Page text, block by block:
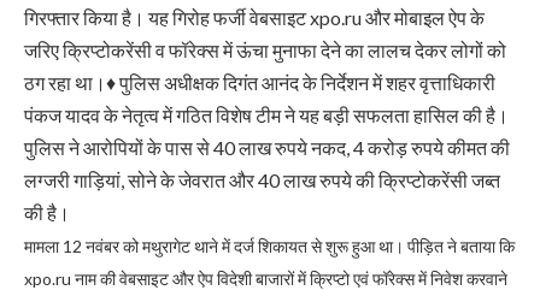
गिरफ्तार किया है। यह गिरोह फर्जी वेबसाइट xpo.ru और मोबाइल ऐप के
जरिए क्रिप्टोकरेंसी व फॉरेक्स में ऊंचा मुनाफा देने का लालच देकर लोगों को
ठग रहा था।♦ पुलिस अधीक्षक दिगंत आनंद के निर्देशन में शहर वृत्ताधिकारी
पंकज यादव के नेतृत्व में गठित विशेष टीम ने यह बड़ी सफलता हासिल की है।
पुलिस ने आरोपियों के पास से 40 लाख रुपये नकद, 4 करोड़ रुपये कीमत की
लग्जरी गाड़ियां, सोने के जेवरात और 40 लाख रुपये की क्रिप्टोकरेंसी जब्त
की है।
मामला 12 नवंबर को मथुरागेट थाने में दर्ज शिकायत से शुरू हुआ था। पीड़ित ने बताया कि
xpo.ru नाम की वेबसाइट और ऐप विदेशी बाजारों में क्रिप्टो एवं फॉरेक्स में निवेश करवाने